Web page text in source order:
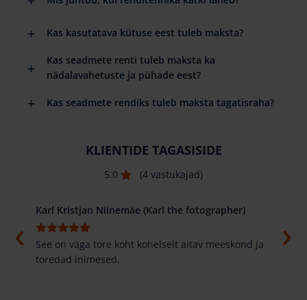
Kas kasutatava kütuse eest tuleb maksta?
Kas seadmete renti tuleb maksta ka
nädalavahetuste ja pühade eest?
Kas seadmete rendiks tuleb maksta tagatisraha?
KLIENTIDE TAGASISIDE
5.0 (4 vastukajad)
Karl Kristjan Niinemäe (Karl the fotographer)
See on väga tore koht kohelselt aitav meeskond ja
toredad inimesed.
Tore